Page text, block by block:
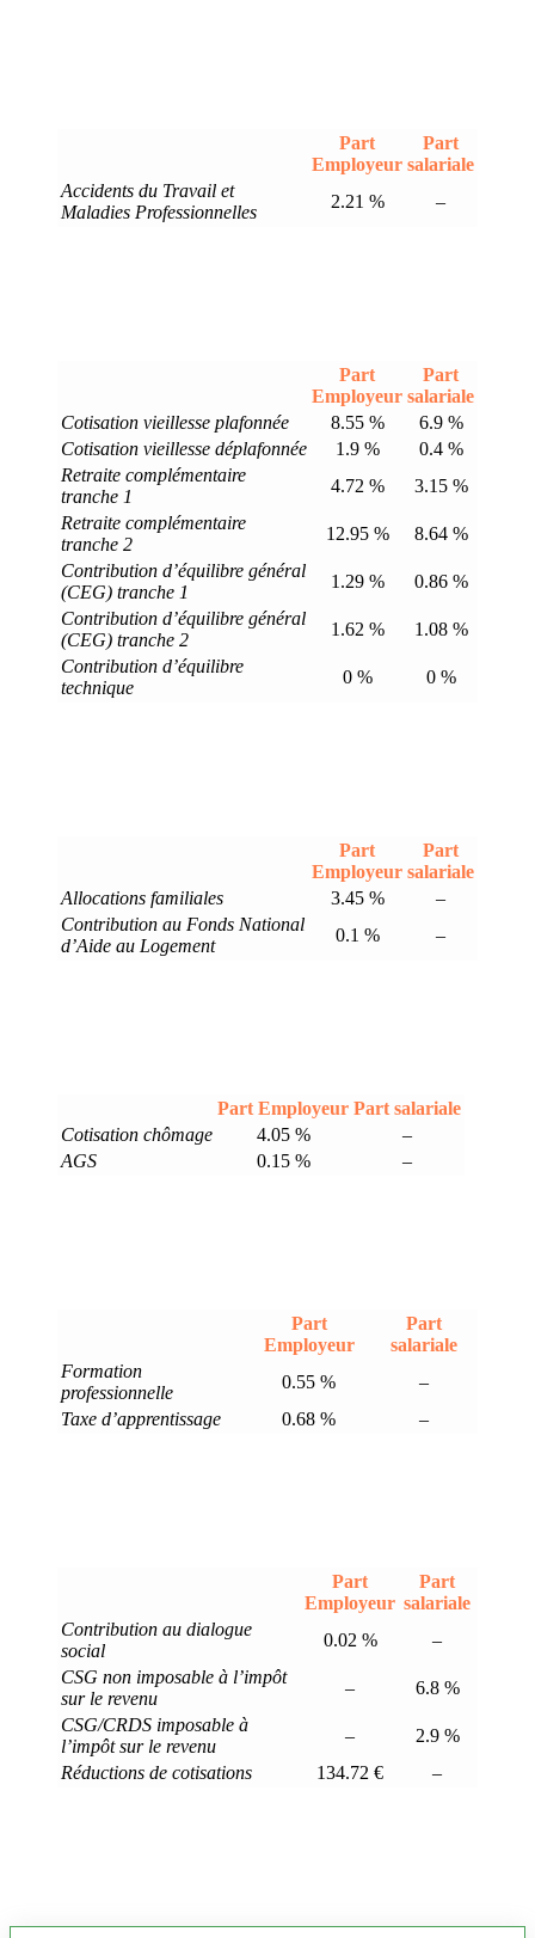
Part
Employeur
Part
salariale
Accidents du Travail et
Maladies Professionnelles
2.21 % –
Part
Employeur
Part
salariale
Cotisation vieillesse plafonnée
8.55 %
6.9 %
Cotisation vieillesse déplafonnée
1.9 %
0.4 %
Retraite complémentaire
tranche 1
4.72 %
3.15 %
Retraite complémentaire
tranche 2
12.95 %
8.64 %
Contribution d’équilibre général
(CEG) tranche 1
1.29 %
0.86 %
Contribution d’équilibre général
(CEG) tranche 2
1.62 %
1.08 %
Contribution d’équilibre
technique
0 % 0 %
Part
Employeur
Part
salariale
Allocations familiales
3.45 %
–
Contribution au Fonds National
d’Aide au Logement
0.1 % –
Part Employeur Part salariale
Cotisation chômage
4.05 %
–
AGS
0.15 % –
Part
Employeur
Part
salariale
Formation
professionnelle
0.55 %
–
Taxe d’apprentissage
0.68 % –
Part
Employeur
Part
salariale
Contribution au dialogue
social
0.02 %
–
CSG non imposable à l’impôt
sur le revenu
–
6.8 %
CSG/CRDS imposable à
l’impôt sur le revenu
–
2.9 %
Réductions de cotisations
134.72 € –